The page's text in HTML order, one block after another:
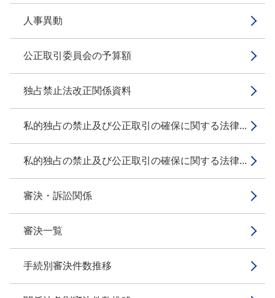
人事異動
公正取引委員会の予算額
独占禁止法改正関係資料
私的独占の禁止及び公正取引の確保に関する法律...
私的独占の禁止及び公正取引の確保に関する法律...
審決・訴訟関係
審決一覧
手続別審決件数推移